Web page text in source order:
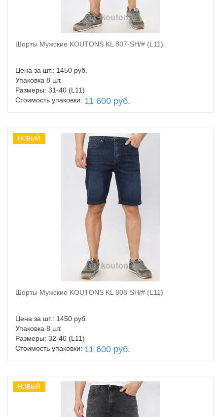
В корзину
Шорты Мужские KOUTONS KL 807-SH/# (L11)
Цена за шт.: 1450 руб.
Упаковка 8 шт.
Размеры: 31-40 (L11)
Стоимость упаковки: 11 600 руб.
В корзину
НОВЫЙ
Шорты Мужские KOUTONS KL 808-SH/# (L11)
Цена за шт.: 1450 руб.
Упаковка 8 шт.
Размеры: 32-40 (L11)
Стоимость упаковки: 11 600 руб.
НОВЫЙ